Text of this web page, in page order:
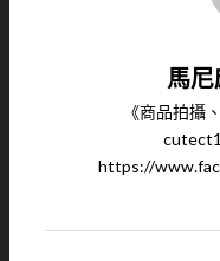
馬
《商品拍攝
https://